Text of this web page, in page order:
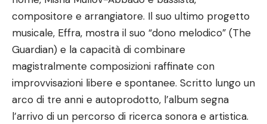
compositore e arrangiatore. Il suo ultimo progetto
musicale, Effra, mostra il suo “dono melodico” (The
Guardian) e la capacità di combinare
magistralmente composizioni raffinate con
improvvisazioni libere e spontanee. Scritto lungo un
arco di tre anni e autoprodotto, l’album segna
l’arrivo di un percorso di ricerca sonora e artistica.